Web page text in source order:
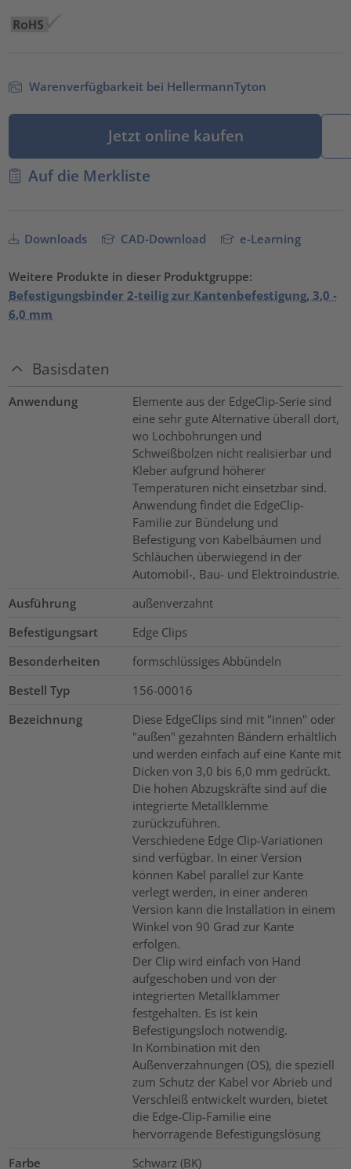
Warenverfügbarkeit bei HellermannTyton
Jetzt online kaufen
Auf die Merkliste
Downloads CAD-Download e-Learning
Weitere Produkte in dieser Produktgruppe:
Befestigungsbinder 2-teilig zur Kantenbefestigung, 3,0 -
6,0 mm
Basisdaten
Anwendung
Elemente aus der EdgeClip-Serie sind
eine sehr gute Alternative überall dort,
wo Lochbohrungen und
Schweißbolzen nicht realisierbar und
Kleber aufgrund höherer
Temperaturen nicht einsetzbar sind.
Anwendung findet die EdgeClip-
Familie zur Bündelung und
Befestigung von Kabelbäumen und
Schläuchen überwiegend in der
Automobil-, Bau- und Elektroindustrie.
Ausführung
außenverzahnt
Befestigungsart
Edge Clips
Besonderheiten
formschlüssiges Abbündeln
Bestell Typ
156-00016
Bezeichnung
Diese EdgeClips sind mit "innen" oder
"außen" gezahnten Bändern erhältlich
und werden einfach auf eine Kante mit
Dicken von 3,0 bis 6,0 mm gedrückt.
Die hohen Abzugskräfte sind auf die
integrierte Metallklemme
zurückzuführen.
Verschiedene Edge Clip-Variationen
sind verfügbar. In einer Version
können Kabel parallel zur Kante
verlegt werden, in einer anderen
Version kann die Installation in einem
Winkel von 90 Grad zur Kante
erfolgen.
Der Clip wird einfach von Hand
aufgeschoben und von der
integrierten Metallklammer
festgehalten. Es ist kein
Befestigungsloch notwendig.
In Kombination mit den
Außenverzahnungen (OS), die speziell
zum Schutz der Kabel vor Abrieb und
Verschleiß entwickelt wurden, bietet
die Edge-Clip-Familie eine
hervorragende Befestigungslösung
Farbe
Schwarz (BK)